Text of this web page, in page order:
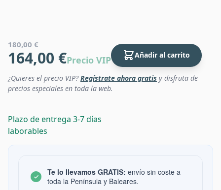
180,00 €
164,00 €Precio VIP Añadir al carrito
¿Quieres el precio VIP?Regístrate ahora gratis y disfruta de
precios especiales en toda la web.
Plazo de entrega 3-7 días
laborables
Te lo llevamos GRATIS: envío sin coste a
toda la Península y Baleares.